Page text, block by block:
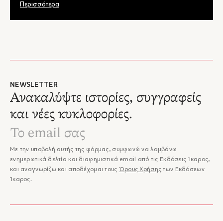
Περισσότερα
NEWSLETTER
Ανακαλύψτε ιστορίες, συγγραφείς
και νέες κυκλοφορίες.
Με την υποβολή αυτής της φόρμας, συμφωνώ να λαμβάνω
ενημερωτικά δελτία και διαφημιστικά email από τις Εκδόσεις Ίκαρος,
και αναγνωρίζω και αποδέχομαι τους Όρους Χρήσης των Εκδόσεων
Ίκαρος.